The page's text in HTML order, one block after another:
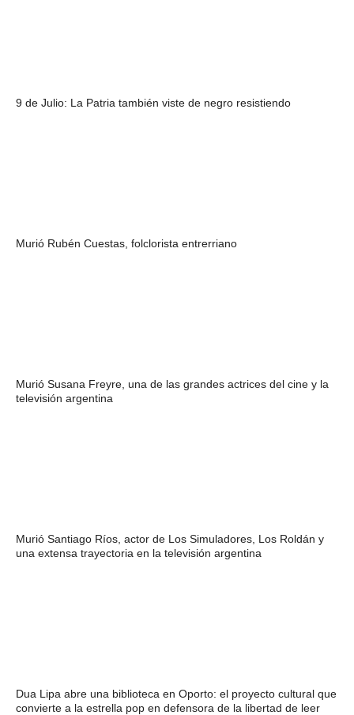
9 de Julio: La Patria también viste de negro resistiendo
Murió Rubén Cuestas, folclorista entrerriano
Murió Susana Freyre, una de las grandes actrices del cine y la
televisión argentina
Murió Santiago Ríos, actor de Los Simuladores, Los Roldán y
una extensa trayectoria en la televisión argentina
Dua Lipa abre una biblioteca en Oporto: el proyecto cultural que
convierte a la estrella pop en defensora de la libertad de leer